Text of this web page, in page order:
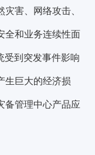
害、网络攻击、
全和业务连续性面
受到突发事件影响
生巨大的经济损
备管理中心产品应